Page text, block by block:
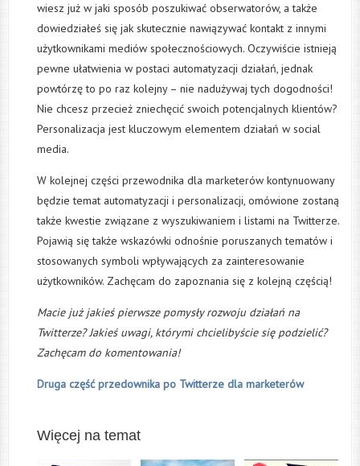
wiesz już w jaki sposób poszukiwać obserwatorów, a także
dowiedziałeś się jak skutecznie nawiązywać kontakt z innymi
użytkownikami mediów społecznościowych. Oczywiście istnieją
pewne ułatwienia w postaci automatyzacji działań, jednak
powtórzę to po raz kolejny – nie nadużywaj tych dogodności!
Nie chcesz przecież zniechęcić swoich potencjalnych klientów?
Personalizacja jest kluczowym elementem działań w social
media.
W kolejnej części przewodnika dla marketerów kontynuowany
będzie temat automatyzacji i personalizacji, omówione zostaną
także kwestie związane z wyszukiwaniem i listami na Twitterze.
Pojawią się także wskazówki odnośnie poruszanych tematów i
stosowanych symboli wpływających za zainteresowanie
użytkowników. Zachęcam do zapoznania się z kolejną częścią!
Macie już jakieś pierwsze pomysły rozwoju działań na
Twitterze? Jakieś uwagi, którymi chcielibyście się podzielić?
Zachęcam do komentowania!
Druga część przedownika po Twitterze dla marketerów
Więcej na temat